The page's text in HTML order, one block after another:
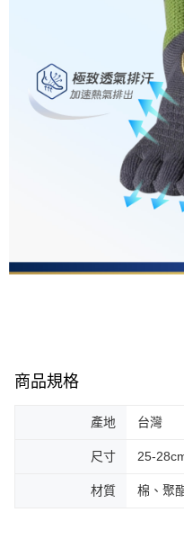
商品規格
產地 台灣
尺寸 25-
材質 棉、聚